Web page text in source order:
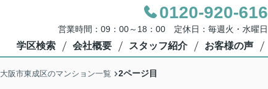
0120-920-616
営業時間：09：00～18：00 定休日：毎週火・水曜日
学区検索 会社概要 スタッフ紹介 お客様の声
大阪市東成区のマンション一覧 2ページ目